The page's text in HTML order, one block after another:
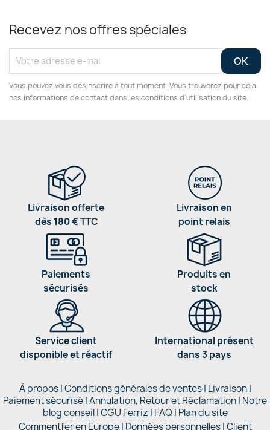
Recevez nos offres spéciales
Vous pouvez vous désinscrire à tout moment. Vous trouverez pour cela
nos informations de contact dans les conditions d'utilisation du site.
Livraison offerte
dès 180 € TTC
Livraison en
point relais
Paiements
sécurisés
Produits en
stock
Service client
disponible et réactif
International présent
dans 3 pays
À propos|Conditions générales de ventes| Livraison|
Paiement sécurisé|Annulation, Retour et Réclamation| Notre
blog conseil|CGU Ferriz | FAQ | Plan du site
Commentfer en Europe| Données personnelles|Client